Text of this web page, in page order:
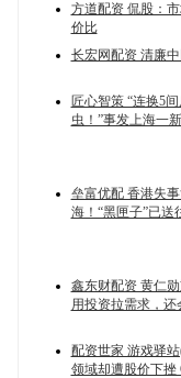
方道配资 侃股：
价比
长宏网配资 清廉
匠心智策 “连换5
虫！”事发上海一
垒富优配 香港失
海！“黑匣子”已送
鑫东财配资 黄仁
用投资拉需求，
配资世家 游戏驿
领域却遭股价下挫